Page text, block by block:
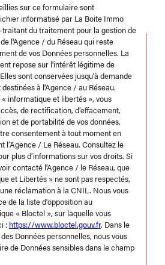
sur ce formulaire sont
informatisé par La Boite Immo
du traitement pour la gestion de
l'Agence / du Réseau qui reste
de vos Données personnelles. La
repose sur l'intérêt légitime de
sont conservées jusqu'à demande
à l'Agence / au Réseau.
informatique et libertés », vous
de rectification, d’effacement,
et de portabilité de vos données.
consentement à tout moment en
/ Le Réseau. Consultez le
plus d’informations sur vos droits. Si
contacté l'Agence / le Réseau, que
et Libertés » ne sont pas respectés,
réclamation à la CNIL. Nous vous
de la liste d'opposition au
« Bloctel », sur laquelle vous
: https://www.bloctel.gouv.fr. Dans le
Données personnelles, nous vous
de Données sensibles dans le champ